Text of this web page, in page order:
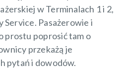
w Terminalach 1 i 2,
Service. Pasażerowie i
prostu poprosić tam o
przekażą je
pytań i dowodów.